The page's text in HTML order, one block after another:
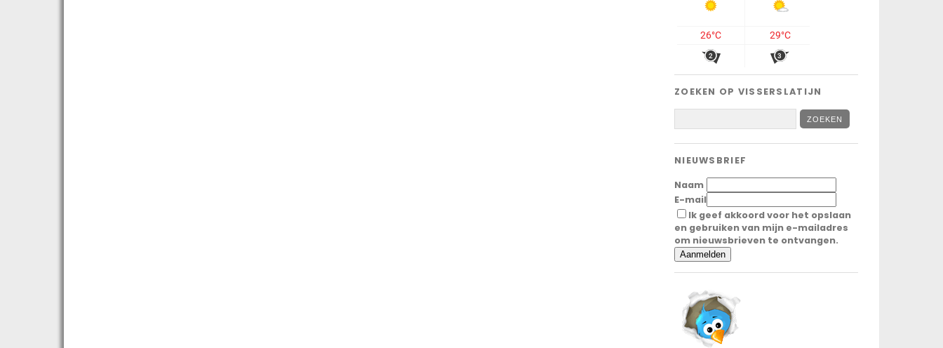
ZOEKEN OP VISSERSLATIJN
NIEUWSBRIEF
Naam
E-mail
Ik geef akkoord voor het opslaan
en gebruiken van mijn e-mailadres
om nieuwsbrieven te ontvangen.